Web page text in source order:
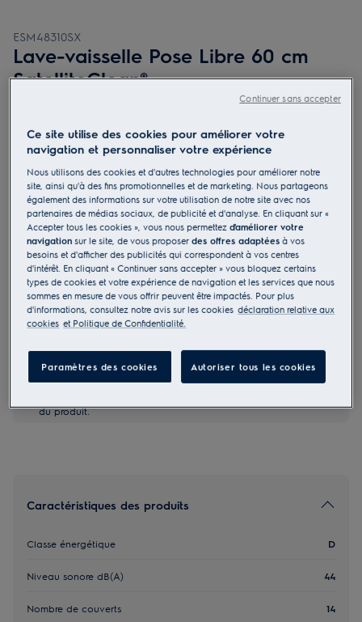
ESM48310SX
Lave-vaisselle Pose Libre 60 cm
SatelliteClean®
Fiche d’information sur le produit
Bénéfices
Le lave-vaisselle Série 600 SatelliteClean® offre une meilleure
pulvérisation du jet d'eau.
Une meilleure répartition de l'eau (x3) grâce à SatelliteClean®.
Des couverts de toutes formes et tailles, facilement lavés avec
MaxiFlex.
Consultez les chapitres 1 et 2 du manuel d'utilisation pour
du produit.
Caractéristiques des produits
Classe énergétique D
Niveau sonore dB(A) 44
Nombre de couverts 14
Ce site utilise des cookies pour améliorer votre
navigation et personnaliser votre expérience
Nous utilisons des cookies et d'autres technologies pour améliorer notre
site, ainsi qu'à des fins promotionnelles et de marketing. Nous partageons
également des informations sur votre utilisation de notre site avec nos
partenaires de médias sociaux, de publicité et d'analyse. En cliquant sur «
Accepter tous les cookies », vous nous permettezd'améliorer votre
navigation sur le site, de vous proposerdes offres adaptées à vos
besoins et d'afficher des publicités qui correspondent à vos centres
d'intérêt. En cliquant « Continuer sans accepter » vous bloquez certains
types de cookies et votre expérience de navigation et les services que nous
sommes en mesure de vous offrir peuvent être impactés. Pour plus
d'informations, consultez notre avis sur les cookies déclaration relative aux
cookies et Politique de Confidentialité.
Paramètres des cookies Autoriser tous les cookies
Continuer sans accepter